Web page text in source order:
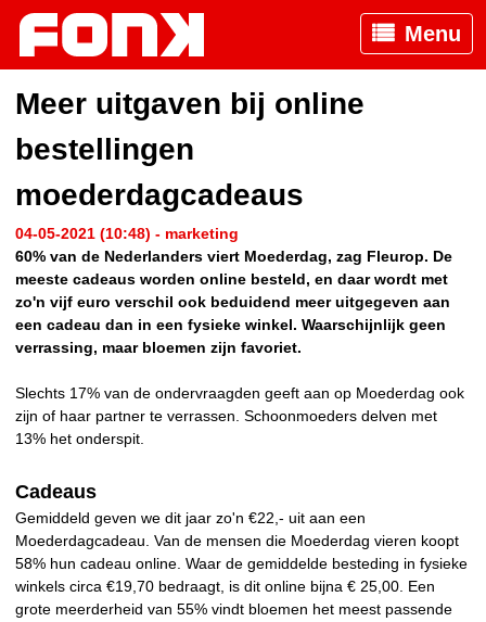
Menu
Meer uitgaven bij online
bestellingen
moederdagcadeaus
04-05-2021 (10:48) - marketing
60% van de Nederlanders viert Moederdag, zag Fleurop. De
meeste cadeaus worden online besteld, en daar wordt met
zo'n vijf euro verschil ook beduidend meer uitgegeven aan
een cadeau dan in een fysieke winkel. Waarschijnlijk geen
verrassing, maar bloemen zijn favoriet.
Slechts 17% van de ondervraagden geeft aan op Moederdag ook
zijn of haar partner te verrassen. Schoonmoeders delven met
13% het onderspit.
Cadeaus
Gemiddeld geven we dit jaar zo'n €22,- uit aan een
Moederdagcadeau. Van de mensen die Moederdag vieren koopt
58% hun cadeau online. Waar de gemiddelde besteding in fysieke
winkels circa €19,70 bedraagt, is dit online bijna € 25,00. Een
grote meerderheid van 55% vindt bloemen het meest passende